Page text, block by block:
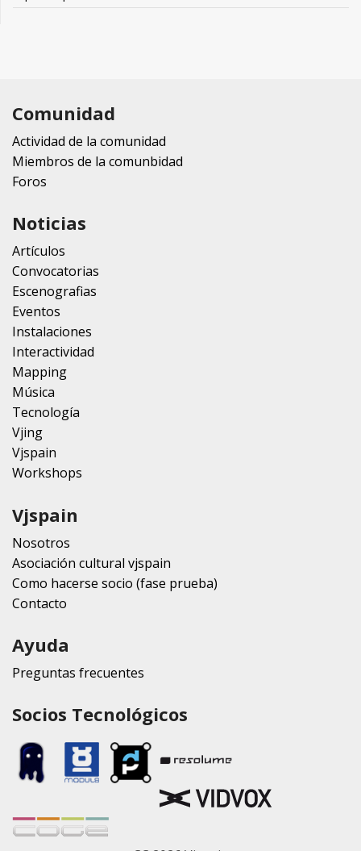
Comunidad
Actividad de la comunidad
Miembros de la comunbidad
Foros
Noticias
Artículos
Convocatorias
Escenografias
Eventos
Instalaciones
Interactividad
Mapping
Música
Tecnología
Vjing
Vjspain
Workshops
Vjspain
Nosotros
Asociación cultural vjspain
Como hacerse socio (fase prueba)
Contacto
Ayuda
Preguntas frecuentes
Socios Tecnológicos